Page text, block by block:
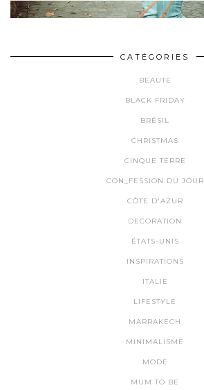
CATÉGORIES
BEAUTE
BLACK FRIDAY
BRÉSIL
CHRISTMAS
CINQUE TERRE
CON_FESSION DU JOUR
CÔTE D'AZUR
DECORATION
ÉTATS-UNIS
INSPIRATIONS
ITALIE
LIFESTYLE
MARRAKECH
MINIMALISME
MODE
MUM TO BE